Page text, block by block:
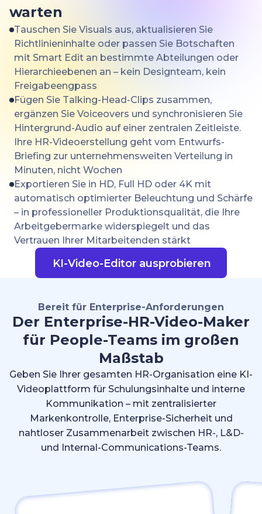
warten
Tauschen Sie Visuals aus, aktualisieren Sie
Richtlinieninhalte oder passen Sie Botschaften
mit Smart Edit an bestimmte Abteilungen oder
Hierarchieebenen an – kein Designteam, kein
Freigabeengpass
Fügen Sie Talking-Head-Clips zusammen,
ergänzen Sie Voiceovers und synchronisieren Sie
Hintergrund-Audio auf einer zentralen Zeitleiste.
Ihre HR-Videoerstellung geht vom Entwurfs-
Briefing zur unternehmensweiten Verteilung in
Minuten, nicht Wochen
Exportieren Sie in HD, Full HD oder 4K mit
automatisch optimierter Beleuchtung und Schärfe
– in professioneller Produktionsqualität, die Ihre
Arbeitgebermarke widerspiegelt und das
Vertrauen Ihrer Mitarbeitenden stärkt
KI-Video-Editor ausprobieren
Bereit für Enterprise-Anforderungen
Der Enterprise-HR-Video-Maker
für People-Teams im großen
Maßstab
Geben Sie Ihrer gesamten HR-Organisation eine KI-
Videoplattform für Schulungsinhalte und interne
Kommunikation – mit zentralisierter
Markenkontrolle, Enterprise-Sicherheit und
nahtloser Zusammenarbeit zwischen HR-, L&D-
und Internal-Communications-Teams.